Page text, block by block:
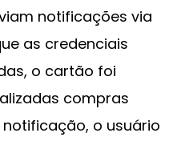
notificações via
as credenciais
o cartão foi
compras
o usuário